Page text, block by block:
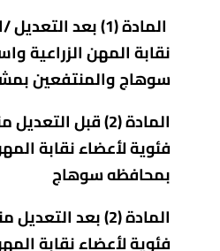
المادة (1) بعد
نقابة المهن الزراعية
سوهاج والمنتفعين
المادة (2) قبل
فئويةلأعضاء نقابة
بمحافظه سوهاج
المادة (2) بعد التعديل منطقة عمل الجمعية
فئوية لأعضاء نقابة